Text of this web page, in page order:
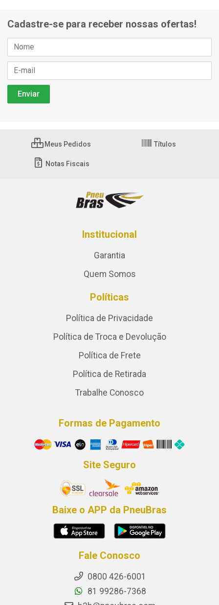
Cadastre-se para receber nossas ofertas!
Meus Pedidos Títulos
Notas Fiscais
Institucional
Garantia
Quem Somos
Políticas
Política de Privacidade
Política de Troca e Devolução
Política de Frete
Política de Retirada
Trabalhe Conosco
Formas de Pagamento
Site Seguro
Baixe o APP da PneuBras
Fale Conosco
0800 426-6001
81 99286-7368